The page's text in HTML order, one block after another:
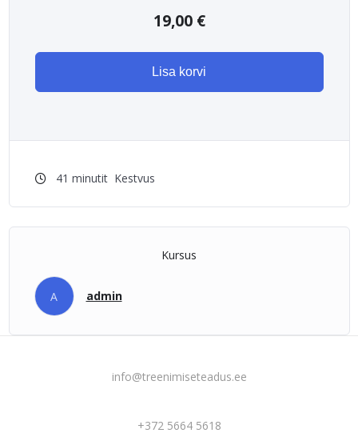
19,00 €
Lisa korvi
41 minutit Kestvus
Kursus
A admin
info@treenimiseteadus.ee
+372 5664 5618